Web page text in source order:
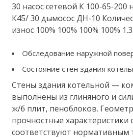
30 насос сетевой К 100-65-200
К45/ 30 дымосос ДН-10
износ 100% 100% 100% 100% 1.3.
Обследование наружной
Состояние стен здания
Стены здания котельной —
выполнены из глиняного и
ж/б плит, пеноблоков.
прочностные характеристики
соответствуют нормативным